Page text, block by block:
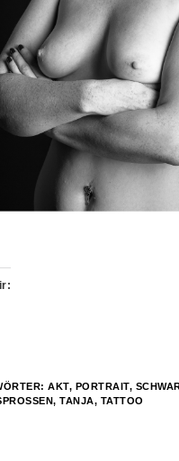
AKT, PORTRAIT,
,TANJA, TATTOO